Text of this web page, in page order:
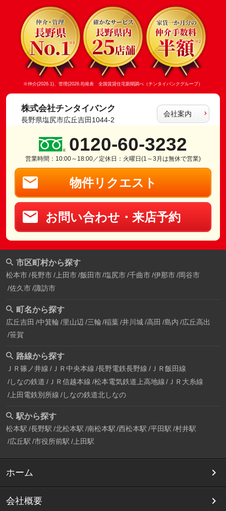
※仲介(2026.1)、管理(2026.8)発表 全国賃貸住宅新聞調べ（チンタイバンクグループ）
株式会社チンタイバンク
長野県塩尻市広丘吉田1044-2
会社案内
0120-60-3232
営業時間：10:00～18:00／定休日：火曜日(1～3月は無休で営業)
物件リクエスト
お問い合わせ・来店予約
市区町村から探す
松本市 長野市 上田市 飯田市 塩尻市 千曲市 伊那市 岡谷市
佐久市 諏訪市
町名から探す
広丘吉田 中箕輪 里山辺 三輪 稲葉 井川城 高田 島内 広丘高出
笹賀
路線から探す
ＪＲ篠ノ井線 ＪＲ中央本線 長野電鉄長野線 ＪＲ飯田線
しなの鉄道 ＪＲ信越本線 松本電気鉄道上高地線
ＪＲ大糸線
上田電鉄別所線 しなの鉄道北しなの
駅から探す
松本駅 長野駅 北松本駅 南松本駅 西松本駅 平田駅 村井駅
広丘駅 市役所前駅 上田駅
ホーム
会社概要